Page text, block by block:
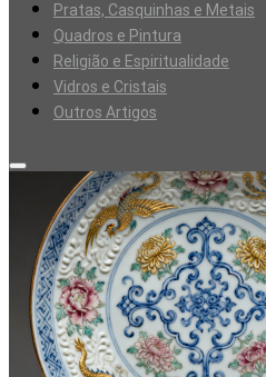
Pratas, Casquinhas e Metais
Quadros e Pintura
Religião e Espiritualidade
Vidros e Cristais
Outros Artigos